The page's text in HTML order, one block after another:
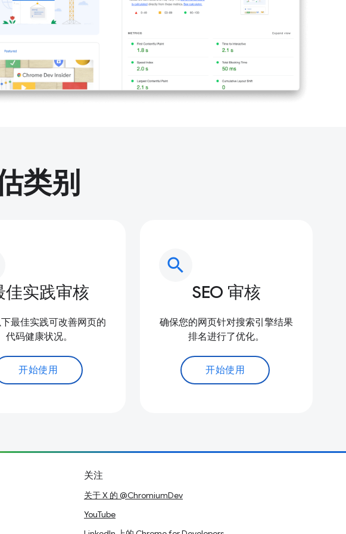
类别
佳实践审核
最佳实践可改善网页的
代码健康状况。
开始使用
search
SEO 审核
确保您的网页针对搜索引擎结果
排名进行了优化。
开始使用
关注
关于 X 的 @ChromiumDev
YouTube